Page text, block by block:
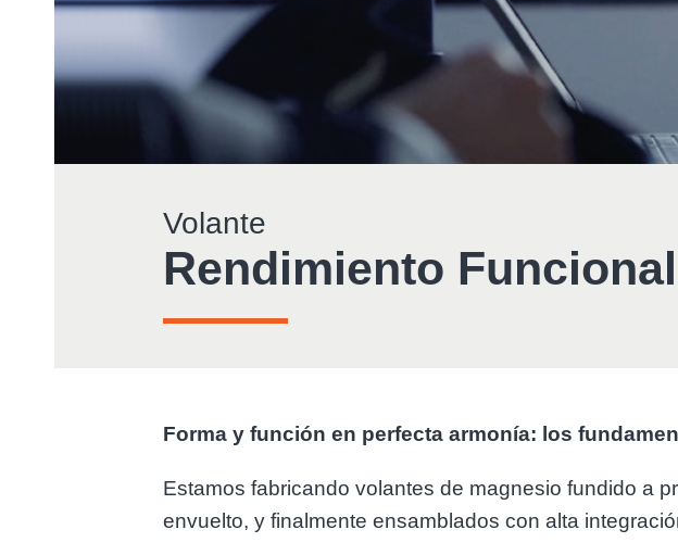
Volante
Rendimiento Funcional
Forma y función en perfecta armonía: los
Estamos fabricando volantes de magnesio fundido a
envuelto, y finalmente ensamblados con alta